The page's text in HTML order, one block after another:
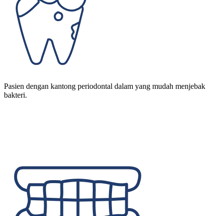
Pasien dengan kantong periodontal dalam yang mudah menjebak
bakteri.